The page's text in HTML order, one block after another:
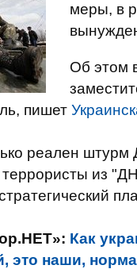
меры, в
Об этом
пишет
реален штурм
из
Как
это наши,